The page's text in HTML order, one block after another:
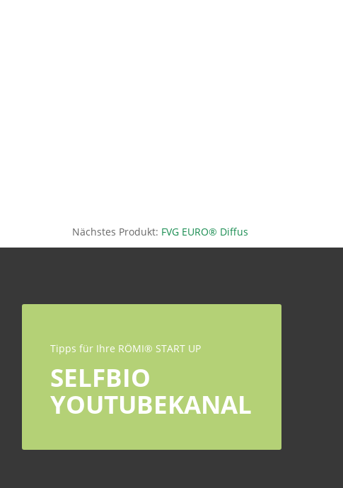
Nächstes Produkt: FVG EURO® Diffus
Tipps für Ihre RÖMI® START UP
SELFBIO
YOUTUBEKANAL